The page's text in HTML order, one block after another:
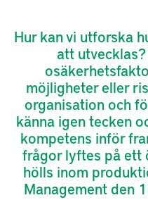
Hur kan vi utforska
att
möjligheter eller
organisation och
känna igen tecken
kompetens inför
frågor lyftes på ett
hölls inom
Management den